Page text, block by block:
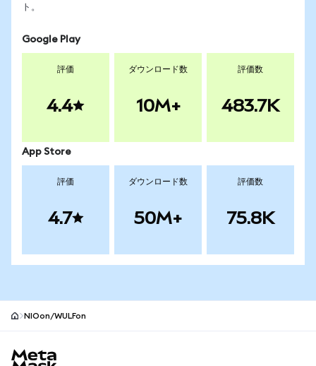
ト。
Google Play
評価
4.4
ダウンロード数
10M+
評価数
483.7K
App Store
評価
4.7
ダウンロード数
50M+
評価数
75.8K
NIOon/WULFon